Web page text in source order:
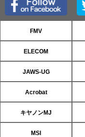
FMV
ELECOM
JAWS-UG
Acrobat
キヤノンMJ
MSI